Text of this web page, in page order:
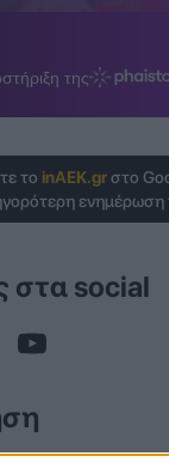
το inAEK.grστο
ενημέρωση
στα social